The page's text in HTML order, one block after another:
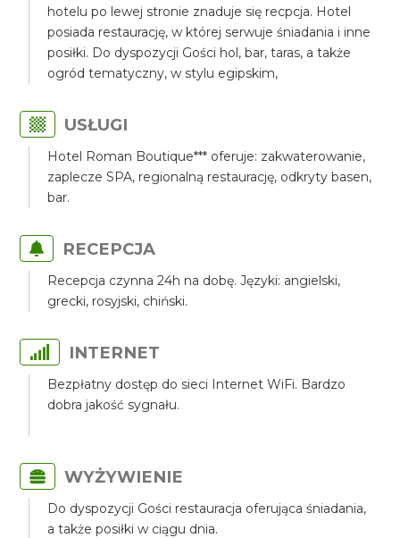
hotelu po lewej stronie znaduje się recpcja. Hotel
posiada restaurację, w której serwuje śniadania i inne
posiłki. Do dyspozycji Gości hol, bar, taras, a także
ogród tematyczny, w stylu egipskim,
USŁUGI
Hotel Roman Boutique*** oferuje: zakwaterowanie,
zaplecze SPA, regionalną restaurację, odkryty basen,
bar.
RECEPCJA
Recepcja czynna 24h na dobę. Języki: angielski,
grecki, rosyjski, chiński.
INTERNET
Bezpłatny dostęp do sieci Internet WiFi. Bardzo
dobra jakość sygnału.
WYŻYWIENIE
Do dyspozycji Gości restauracja oferująca śniadania,
a także posiłki w ciągu dnia.